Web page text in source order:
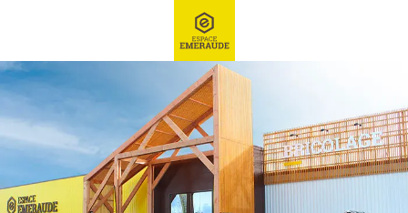
Ex : Robot tondeuse, ...
Poêle, casserole